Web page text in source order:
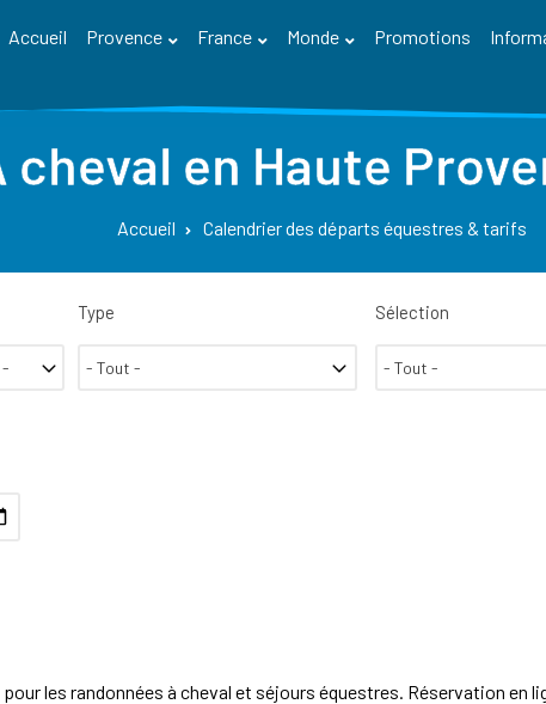
Accueil Provence France Monde Promotions
cheval en Haute
Accueil Calendrier des départs équestres & tarifs
Type Sélection
les randonnées à cheval et séjours équestres. Réservation